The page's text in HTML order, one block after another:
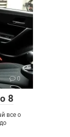
0
8
все о